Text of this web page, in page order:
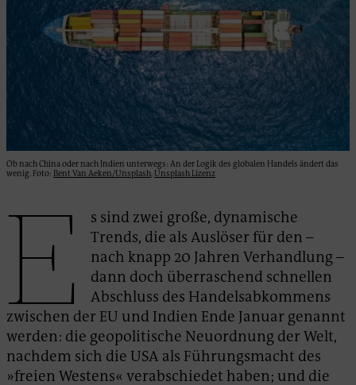
Ob nach China oder nach Indien unterwegs: An der Logik des globalen Handels ändert das
wenig. Foto: Bent Van Aeken/Unsplash, Unsplash Lizenz
E
s sind zwei große, dynamische
Trends, die als Auslöser für den –
nach knapp 20 Jahren Verhandlung –
dann doch überraschend schnellen
Abschluss des Handelsabkommens
zwischen der EU und Indien Ende Januar genannt
werden: die geopolitische Neuordnung der Welt,
nachdem sich die USA als Führungsmacht des
»freien Westens« verabschiedet haben; und die